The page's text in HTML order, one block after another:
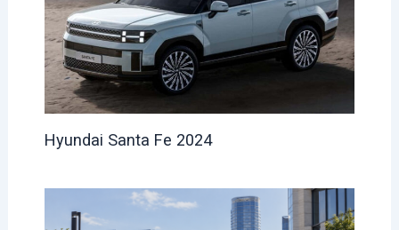
Hyundai Santa Fe 2024